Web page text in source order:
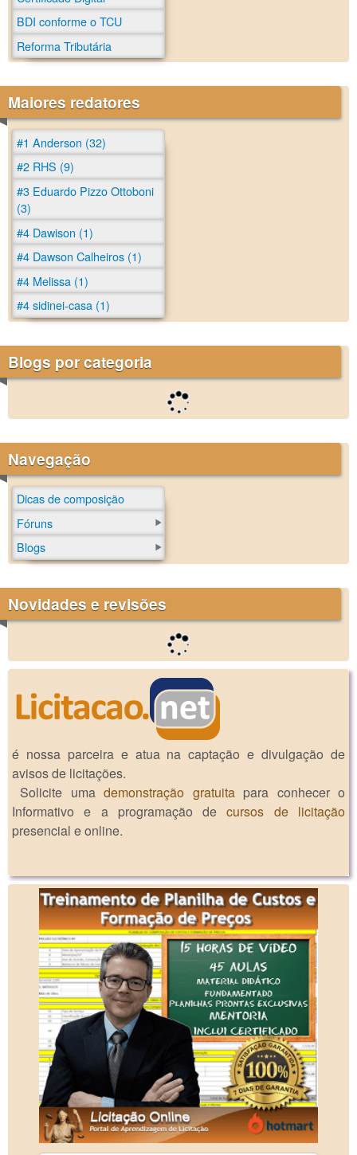
BDI conforme o TCU
Reforma Tributária
Maiores redatores
#1 Anderson (32)
#2 RHS (9)
#3 Eduardo Pizzo Ottoboni
(3)
#4 Dawison (1)
#4 Dawson Calheiros (1)
#4 Melissa (1)
#4 sidinei-casa (1)
Blogs por categoria
Navegação
Dicas de composição
Fóruns
Blogs
Novidades e revisões
é nossa parceira e atua na captação e divulgação de
avisos de licitações.
Solicite umademonstração gratuitapara conhecer o
Informativo e a programação decursos de licitação
presencial e online.